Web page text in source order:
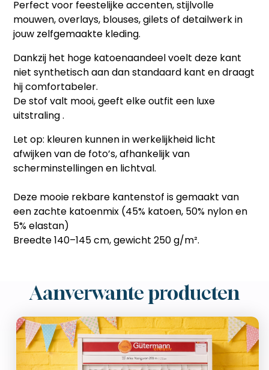
Perfect voor feestelijke accenten, stijlvolle
mouwen, overlays, blouses, gilets of detailwerk in
jouw zelfgemaakte kleding.
Dankzij het hoge katoenaandeel voelt deze kant
niet synthetisch aan dan standaard kant en draagt
hij comfortabeler.
De stof valt mooi, geeft elke outfit een luxe
uitstraling .
Let op: kleuren kunnen in werkelijkheid licht
afwijken van de foto’s, afhankelijk van
scherminstellingen en lichtval.
Deze mooie rekbare kantenstof is gemaakt van
een zachte katoenmix (45% katoen, 50% nylon en
5% elastan)
Breedte 140–145 cm, gewicht 250 g/m².
Aanverwante producten